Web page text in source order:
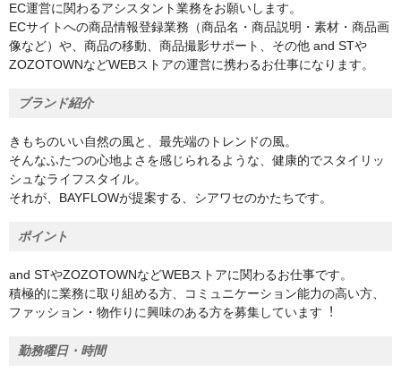
EC運営に関わるアシスタント業務をお願いします。
ECサイトへの商品情報登録業務（商品名・商品説明・素材・商品画
像など）や、商品の移動、商品撮影サポート、その他 and STや
ZOZOTOWNなどWEBストアの運営に携わるお仕事になります。
ブランド紹介
きもちのいい自然の風と、最先端のトレンドの風。
そんなふたつの心地よさを感じられるような、健康的でスタイリッ
シュなライフスタイル。
それが、BAYFLOWが提案する、シアワセのかたちです。
ポイント
and STやZOZOTOWNなどWEBストアに関わるお仕事です。
積極的に業務に取り組める方、コミュニケーション能力の高い方、
ファッション・物作りに興味のある⽅を募集しています︕
勤務曜日・時間